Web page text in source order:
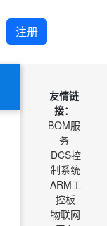
注册
友情链
接：
BOM服
务
DCS控
制系统
ARM工
控板
物联网